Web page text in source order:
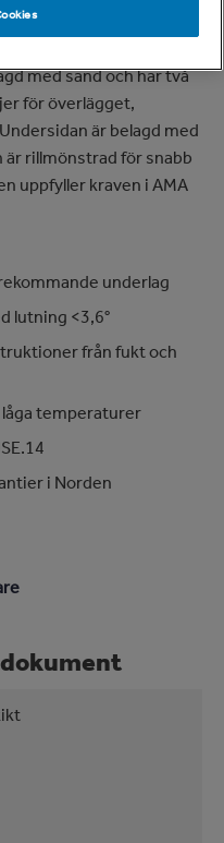
båda sidor, vilket gör att
med sand och har två
för överlägget,
är belagd med
rillmönstrad för snabb
uppfyller kraven i AMA
underlag
lutning <3,6°
från fukt och
temperaturer
i Norden